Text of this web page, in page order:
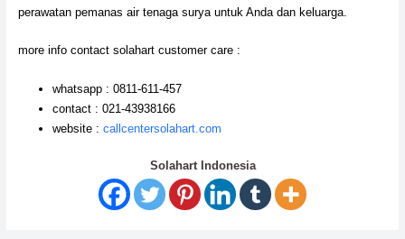
perawatan pemanas air tenaga surya untuk Anda dan keluarga.
more info contact solahart customer care :
whatsapp : 0811-611-457
contact : 021-43938166
website : callcentersolahart.com
Solahart Indonesia